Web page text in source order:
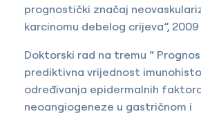
prognostički značaj
karcinomu debelog crijeva”, 2009
Doktorski rad na tremu “
prediktivna vrijednost
određivanja epidermalnih
neoangiogeneze u gastričnom i